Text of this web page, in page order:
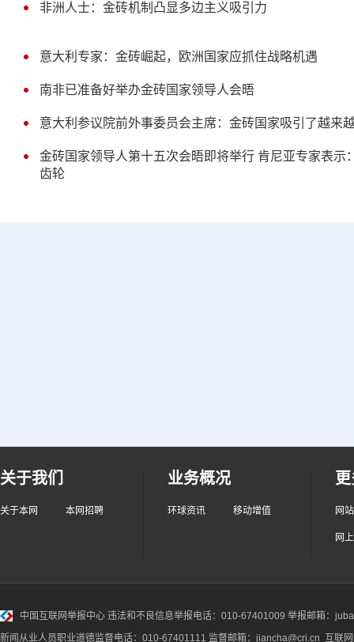
非洲人士：金砖机制凸显多边主义吸引力
意大利专家：金砖崛起，欧洲国家应抓住战略机遇
南非已准备好举办金砖国家领导人会晤
意大利参议院前外事委员会主席：金砖国家吸引了越来
金砖国家领导人第十五次会晤即将举行 肯尼亚专家表示
齿轮
关于我们
关于本网 本网招聘
业务概况
环球资讯 移动增值 网
网
中国互联网举报中心 违法和不良信息举报电话：010-67401009 举报邮箱：
新闻从业人员职业道德监督电话：010-67401111 监督邮箱：jiancha@cri.cn 互联